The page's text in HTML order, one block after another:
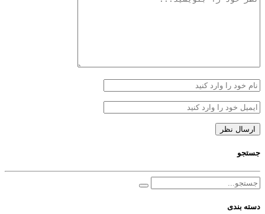
جستجو
دسته بندی